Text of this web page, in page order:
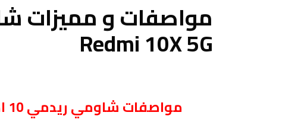
Redmi 10X 5G
مواصفات شاومي ريدمي 10 اكس 5 جي Xiaomi Redmi 10X 5G